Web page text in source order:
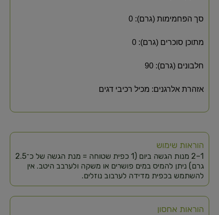
סך הפחמימות (גרם): 0
מתוכן סוכרים (גרם): 0
חלבונים (גרם): 90
אזהרת אלרגנים: מכיל רכיבי דגים
הוראות שימוש
1–2 מנות הגשה ביום (1 כפית שטוחה = מנת הגשה של כ־2.5
גרם) ניתן להמיס במים פושרים או משקה ולערבב היטב. אין
להשתמש בכפית מדידה לערבוב נוזלים.
הוראות אחסון